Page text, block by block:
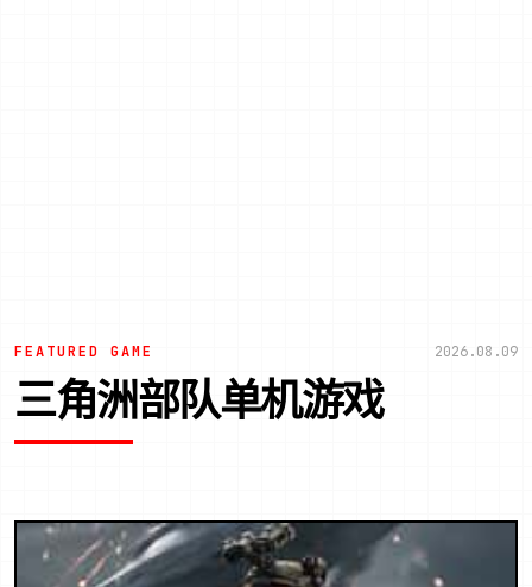
FEATURED GAME 2026.08.09
三角洲部队单机游戏